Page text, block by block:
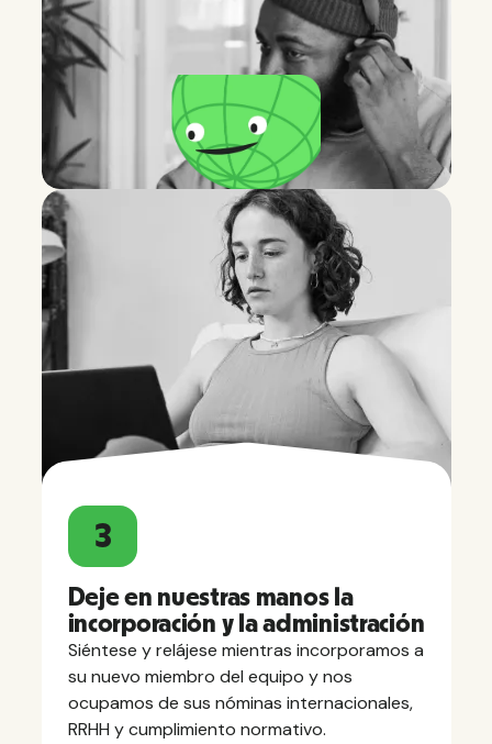
3
Deje en nuestras manos la
incorporación y la administración
Siéntese y relájese mientras incorporamos a
su nuevo miembro del equipo y nos
ocupamos de sus nóminas internacionales,
RRHH y cumplimiento normativo.